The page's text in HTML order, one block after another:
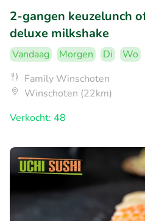
2-gangen keuzelunch
deluxe milkshake
Vandaag Morgen Di Wo
Family Winschoten
Winschoten (22km)
Verkocht: 48